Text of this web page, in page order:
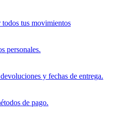
tus movimientos
personales.
y fechas de entrega.
de pago.